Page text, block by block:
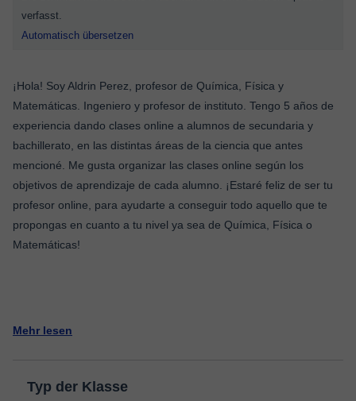
verfasst.
Automatisch übersetzen
¡Hola! Soy Aldrin Perez, profesor de Química, Física y
Matemáticas. Ingeniero y profesor de instituto. Tengo 5 años de
experiencia dando clases online a alumnos de secundaria y
bachillerato, en las distintas áreas de la ciencia que antes
mencioné. Me gusta organizar las clases online según los
objetivos de aprendizaje de cada alumno. ¡Estaré feliz de ser tu
profesor online, para ayudarte a conseguir todo aquello que te
propongas en cuanto a tu nivel ya sea de Química, Física o
Matemáticas!
Mehr lesen
Typ der Klasse